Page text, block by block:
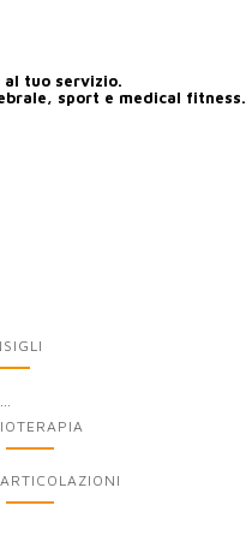
tuo servizio.
sport e medical fitness.